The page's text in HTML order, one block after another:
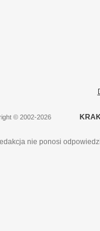
© 2002-2026
nie ponosi